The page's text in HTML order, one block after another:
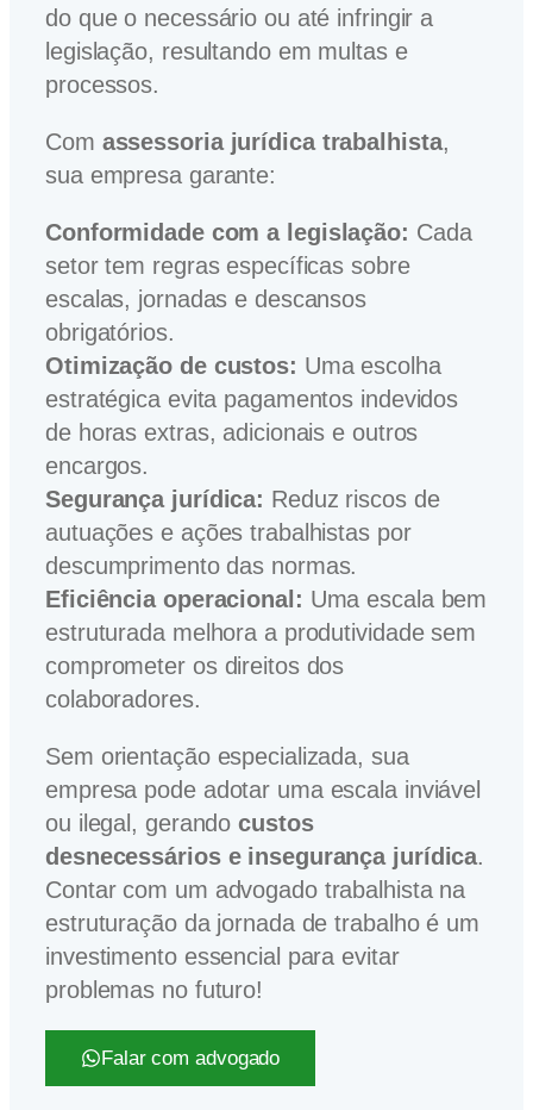
do que o necessário ou até infringir a
legislação, resultando em multas e
processos.
Com assessoria jurídica trabalhista,
sua empresa garante:
Conformidade com a legislação: Cada
setor tem regras específicas sobre
escalas, jornadas e descansos
obrigatórios.
Otimização de custos: Uma escolha
estratégica evita pagamentos indevidos
de horas extras, adicionais e outros
encargos.
Segurança jurídica: Reduz riscos de
autuações e ações trabalhistas por
descumprimento das normas.
Eficiência operacional: Uma escala bem
estruturada melhora a produtividade sem
comprometer os direitos dos
colaboradores.
Sem orientação especializada, sua
empresa pode adotar uma escala inviável
ou ilegal, gerandocustos
desnecessários e insegurança jurídica.
Contar com um advogado trabalhista na
estruturação da jornada de trabalho é um
investimento essencial para evitar
problemas no futuro!
Falar com advogado